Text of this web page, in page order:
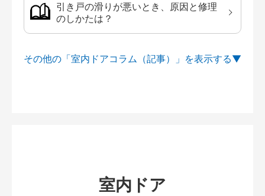
引き戸の滑りが悪いとき、原因と修理
のしかたは？
その他の「室内ドアコラム（記事）」を
室内ドア